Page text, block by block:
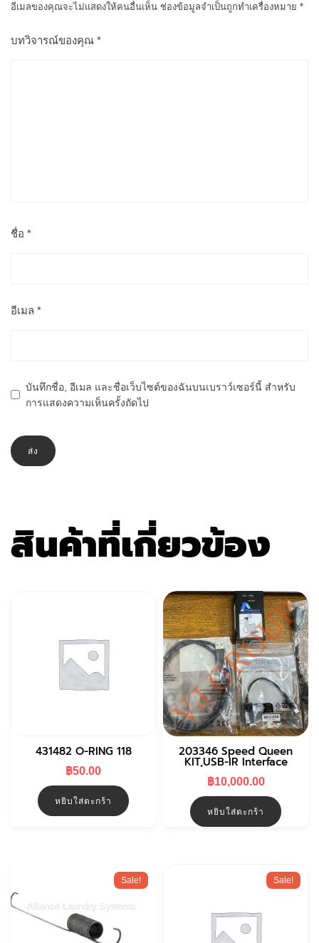
อีเมลของคุณจะไม่แสดงให้คนอื่นเห็น ช่องข้อมูลจำเป็นถูกทำเครื่องหมาย *
บทวิจารณ์ของคุณ *
ชื่อ *
อีเมล *
บันทึกชื่อ, อีเมล และชื่อเว็บไซต์ของฉันบนเบราว์เซอร์นี้ สำหรับ
การแสดงความเห็นครั้งถัดไป
สินค้าที่เกี่ยวข้อง
431482 O-RING 118
฿50.00
หยิบใส่ตะกร้า
203346 Speed Queen
KIT,USB-IR Interface
฿10,000.00
หยิบใส่ตะกร้า
Sale! Sale!